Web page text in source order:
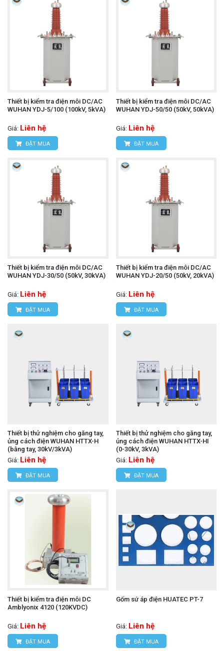
Thiết bị kiểm tra điện môi DC/AC
WUHAN YDJ-5/100 (100kV, 5kVA)
Giá: Liên hệ
ĐẶT MUA
Thiết bị kiểm tra điện môi DC/AC
WUHAN YDJ-50/50 (50kV, 50kVA)
Giá: Liên hệ
ĐẶT MUA
Thiết bị kiểm tra điện môi DC/AC
WUHAN YDJ-30/50 (50kV, 30kVA)
Giá: Liên hệ
ĐẶT MUA
Thiết bị kiểm tra điện môi DC/AC
WUHAN YDJ-20/50 (50kV, 20kVA)
Giá: Liên hệ
ĐẶT MUA
Thiết bị thử nghiệm cho găng tay,
ủng cách điện WUHAN HTTX-H
(bằng tay, 30kV/3kVA)
Giá: Liên hệ
ĐẶT MUA
Thiết bị thử nghiệm cho găng tay,
ủng cách điện WUHAN HTTX-HI
(0-30kV, 3kVA)
Giá: Liên hệ
ĐẶT MUA
Thiết bị kiểm tra điện môi DC
Amblyonix 4120 (120KVDC)
Giá: Liên hệ
ĐẶT MUA
Gốm sứ áp điện HUATEC PT-7
Giá: Liên hệ
ĐẶT MUA